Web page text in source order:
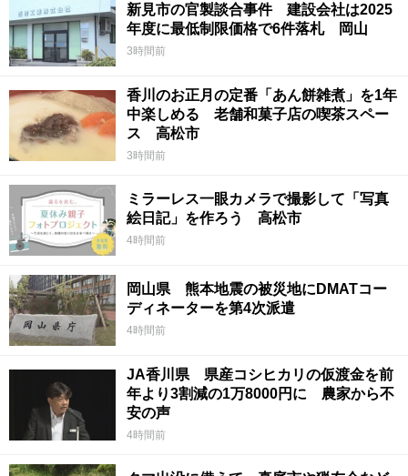
新見市の官製談合事件 建設会社は2025
年度に最低制限価格で6件落札 岡山
3時間前
香川のお正月の定番「あん餅雑煮」を1年
中楽しめる 老舗和菓子店の喫茶スペー
ス 高松市
3時間前
ミラーレス一眼カメラで撮影して「写真
絵日記」を作ろう 高松市
4時間前
岡山県 熊本地震の被災地にDMATコー
ディネーターを第4次派遣
4時間前
JA香川県 県産コシヒカリの仮渡金を前
年より3割減の1万8000円に 農家から不
安の声
4時間前